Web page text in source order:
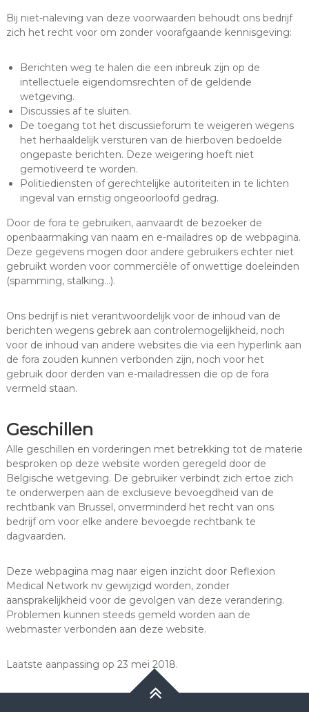
Bij niet-naleving van deze voorwaarden behoudt ons bedrijf
zich het recht voor om zonder voorafgaande kennisgeving:
Berichten weg te halen die een inbreuk zijn op de
intellectuele eigendomsrechten of de geldende
wetgeving.
Discussies af te sluiten.
De toegang tot het discussieforum te weigeren wegens
het herhaaldelijk versturen van de hierboven bedoelde
ongepaste berichten. Deze weigering hoeft niet
gemotiveerd te worden.
Politiediensten of gerechtelijke autoriteiten in te lichten
ingeval van ernstig ongeoorloofd gedrag.
Door de fora te gebruiken, aanvaardt de bezoeker de
openbaarmaking van naam en e-mailadres op de webpagina.
Deze gegevens mogen door andere gebruikers echter niet
gebruikt worden voor commerciële of onwettige doeleinden
(spamming, stalking…).
Ons bedrijf is niet verantwoordelijk voor de inhoud van de
berichten wegens gebrek aan controlemogelijkheid, noch
voor de inhoud van andere websites die via een hyperlink aan
de fora zouden kunnen verbonden zijn, noch voor het
gebruik door derden van e-mailadressen die op de fora
vermeld staan.
Geschillen
Alle geschillen en vorderingen met betrekking tot de materie
besproken op deze website worden geregeld door de
Belgische wetgeving. De gebruiker verbindt zich ertoe zich
te onderwerpen aan de exclusieve bevoegdheid van de
rechtbank van Brussel, onverminderd het recht van ons
bedrijf om voor elke andere bevoegde rechtbank te
dagvaarden.
Deze webpagina mag naar eigen inzicht door Reflexion
Medical Network nv gewijzigd worden, zonder
aansprakelijkheid voor de gevolgen van deze verandering.
Problemen kunnen steeds gemeld worden aan de
webmaster verbonden aan deze website.
Laatste aanpassing op 23 mei 2018.